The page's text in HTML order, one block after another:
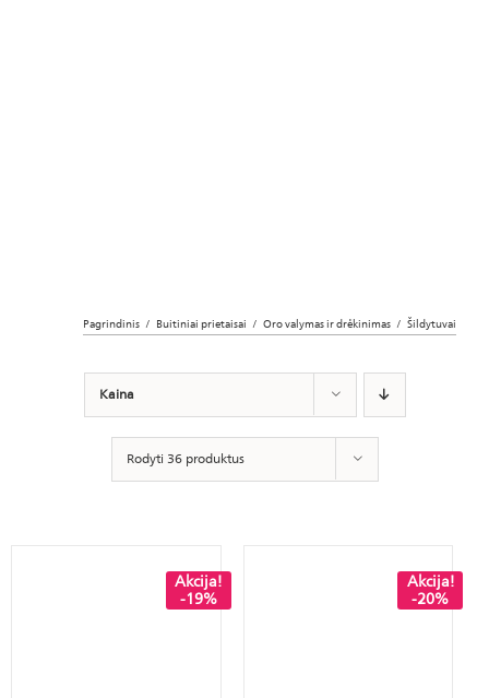
Pagrindinis Buitiniai prietaisai Oro valymas ir drėkinimas Šildytuvai
Kaina
Rodyti 36 produktus
Akcija!
-19%
Akcija!
-20%